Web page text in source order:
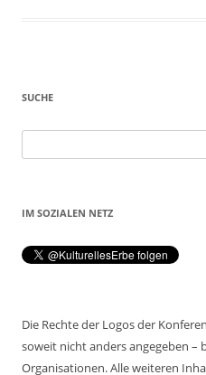
SUCHE
nach:
IM SOZIALEN NETZ
Die Rechte der Logos der
soweit nicht anders angegeben –
Organisationen. Alle weiteren